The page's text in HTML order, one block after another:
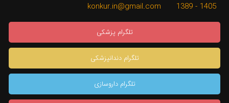
1405 - 1389 konkur.in@gmail.com
تلگرام پزشکی
تلگرام دندانپزشکی
تلگرام داروسازی